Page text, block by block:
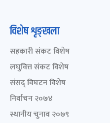
विशेष शृङ्खला
सहकारी संकट विशेष
लघुवित्त संकट विशेष
संसद् विघटन विशेष
निर्वाचन २०७४
स्थानीय चुनाव २०७९